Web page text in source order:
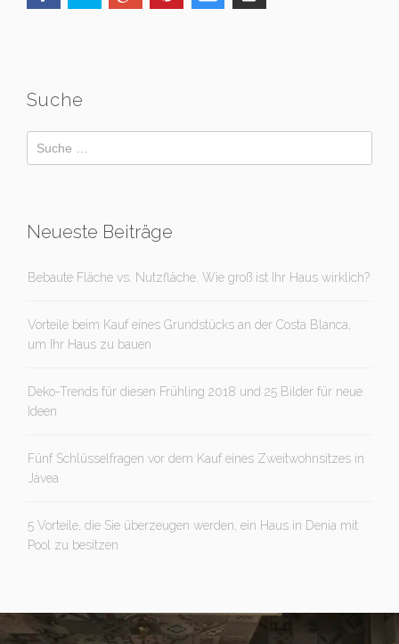
Suche
Neueste Beiträge
Bebaute Fläche vs. Nutzfläche. Wie groß ist Ihr Haus wirklich?
Vorteile beim Kauf eines Grundstücks an der Costa Blanca,
um Ihr Haus zu bauen
Deko-Trends für diesen Frühling 2018 und 25 Bilder für neue
Ideen
Fünf Schlüsselfragen vor dem Kauf eines Zweitwohnsitzes in
Jávea
5 Vorteile, die Sie überzeugen werden, ein Haus in Denia mit
Pool zu besitzen